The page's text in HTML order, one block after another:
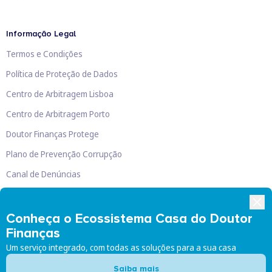
Conheça o Ecossistema Casa do Doutor
Finanças
Um serviço integrado, com todas as soluções para a sua casa
Saiba mais
Informação Legal
Termos e Condições
Política de Proteção de Dados
Centro de Arbitragem Lisboa
Centro de Arbitragem Porto
Doutor Finanças Protege
Plano de Prevenção Corrupção
Canal de Denúncias
Doutor Finanças, Lda